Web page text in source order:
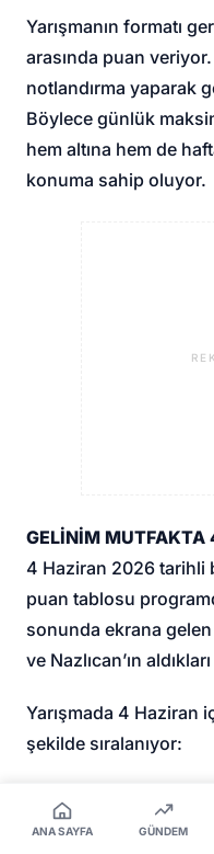
ANA SAYFA GÜNDEM
Yarışmanın formatı
arasında puan
notlandırma yaparak
Böylece günlük
hem altına hem de
konuma sahip oluyor.
GELİNİM MUTFAKTA
4 Haziran 2026 tarihli
puan tablosu
sonunda ekrana
ve Nazlıcan’ın
Yarışmada 4 Haziran
şekilde sıralanıyor:
- Tuğba’nın 4 Haziran